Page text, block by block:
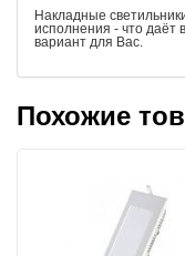
Накладные
исполнения - что даёт
вариант для Вас.
Похожие